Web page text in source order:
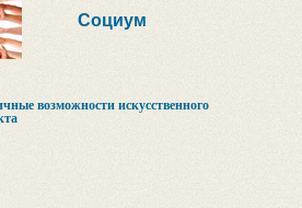
Социум
возможности искусственного